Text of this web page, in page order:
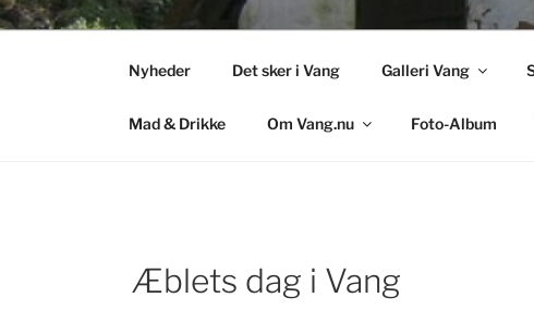
Nyheder Det sker i Vang Galleri Vang
Mad & Drikke Om Vang.nu Foto-Album
Æblets dag i Vang